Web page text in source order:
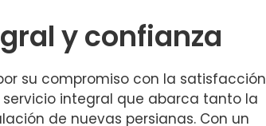
y confianza
su compromiso con la satisfacción
integral que abarca tanto la
de nuevas persianas. Con un